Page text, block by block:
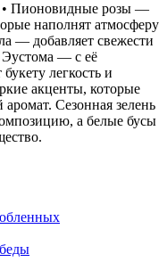
• Пионовидные розы —
наполнят атмосферу
— добавляет свежести
Эустома — с её
легкость и
акценты, которые
Сезонная зелень
а белые бусы